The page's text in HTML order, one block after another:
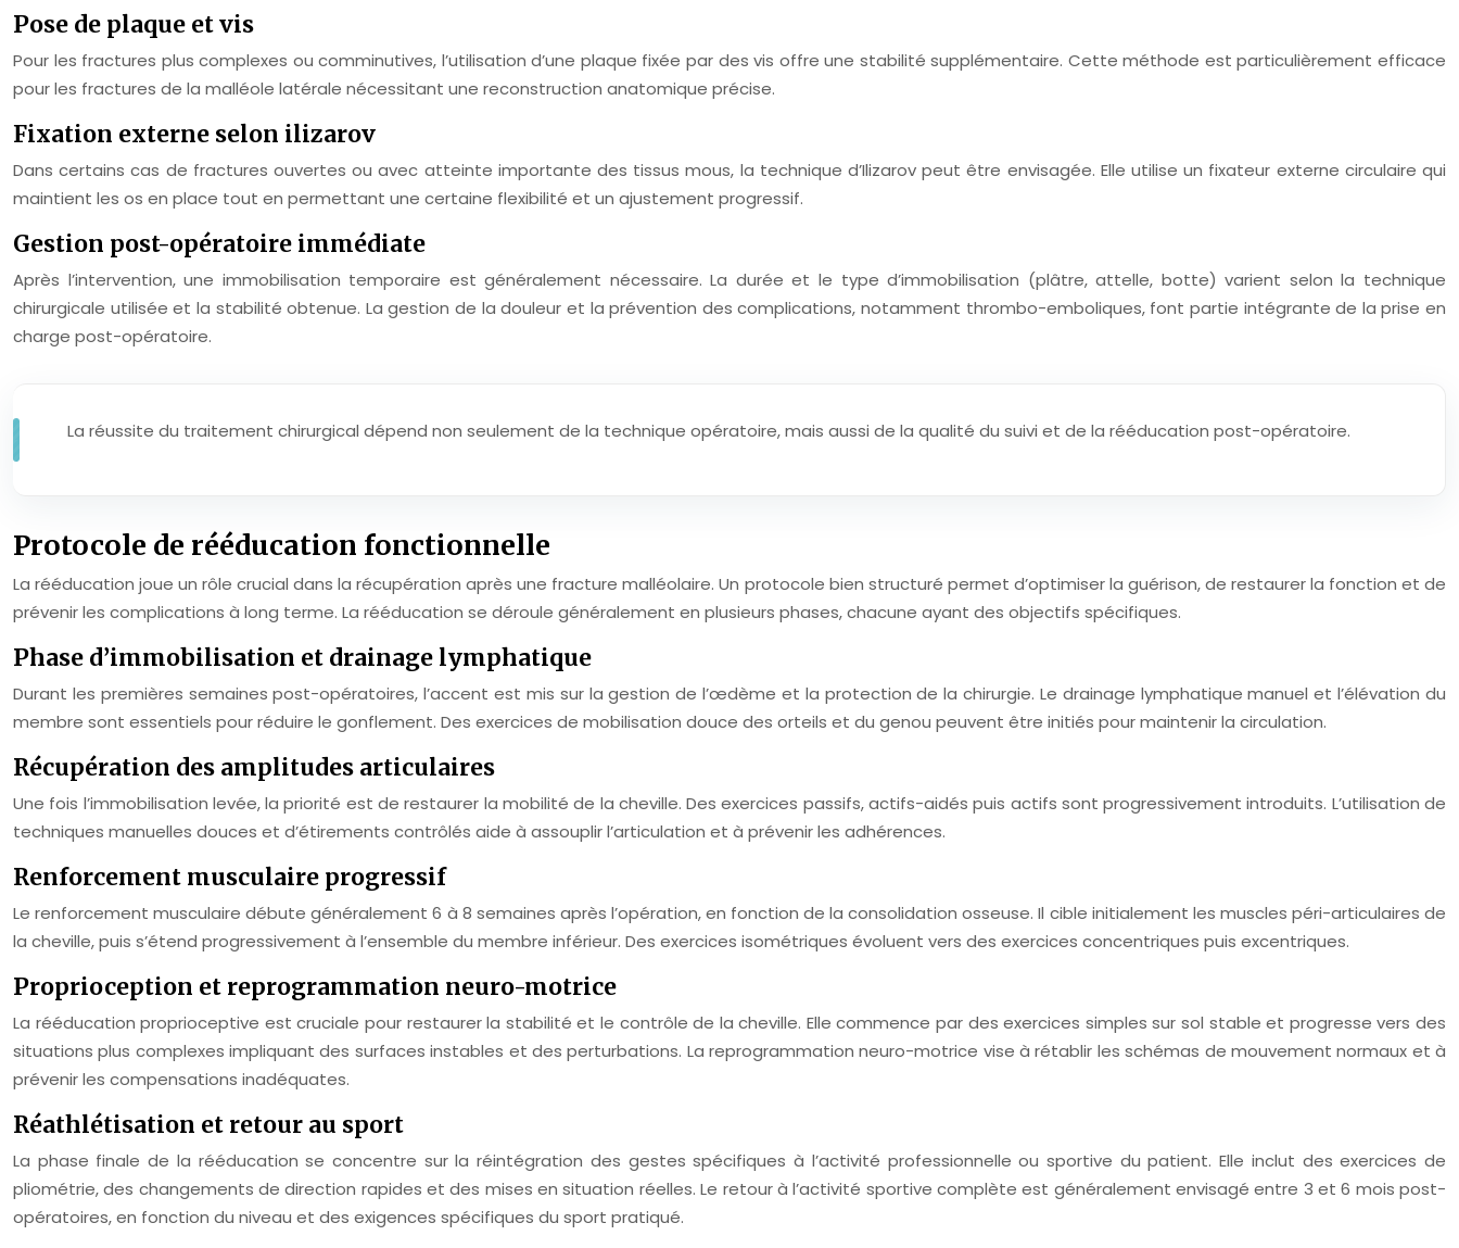
Pose de plaque et vis
Pour les fractures plus complexes ou comminutives, l’utilisation d’une plaque fixée par des vis offre une stabilité supplémentaire. Cette méthode est particulièrement efficace
pour les fractures de la malléole latérale nécessitant une reconstruction anatomique précise.
Fixation externe selon ilizarov
Dans certains cas de fractures ouvertes ou avec atteinte importante des tissus mous, la technique d’Ilizarov peut être envisagée. Elle utilise un fixateur externe circulaire qui
maintient les os en place tout en permettant une certaine flexibilité et un ajustement progressif.
Gestion post-opératoire immédiate
Après l’intervention, une immobilisation temporaire est généralement nécessaire. La durée et le type d’immobilisation (plâtre, attelle, botte) varient selon la technique
chirurgicale utilisée et la stabilité obtenue. La gestion de la douleur et la prévention des complications, notamment thrombo-emboliques, font partie intégrante de la prise en
charge post-opératoire.
La réussite du traitement chirurgical dépend non seulement de la technique opératoire, mais aussi de la qualité du suivi et de la rééducation post-opératoire.
Protocole de rééducation fonctionnelle
La rééducation joue un rôle crucial dans la récupération après une fracture malléolaire. Un protocole bien structuré permet d’optimiser la guérison, de restaurer la fonction et de
prévenir les complications à long terme. La rééducation se déroule généralement en plusieurs phases, chacune ayant des objectifs spécifiques.
Phase d’immobilisation et drainage lymphatique
Durant les premières semaines post-opératoires, l’accent est mis sur la gestion de l’œdème et la protection de la chirurgie. Le drainage lymphatique manuel et l’élévation du
membre sont essentiels pour réduire le gonflement. Des exercices de mobilisation douce des orteils et du genou peuvent être initiés pour maintenir la circulation.
Récupération des amplitudes articulaires
Une fois l’immobilisation levée, la priorité est de restaurer la mobilité de la cheville. Des exercices passifs, actifs-aidés puis actifs sont progressivement introduits. L’utilisation de
techniques manuelles douces et d’étirements contrôlés aide à assouplir l’articulation et à prévenir les adhérences.
Renforcement musculaire progressif
Le renforcement musculaire débute généralement 6 à 8 semaines après l’opération, en fonction de la consolidation osseuse. Il cible initialement les muscles péri-articulaires de
la cheville, puis s’étend progressivement à l’ensemble du membre inférieur. Des exercices isométriques évoluent vers des exercices concentriques puis excentriques.
Proprioception et reprogrammation neuro-motrice
La rééducation proprioceptive est cruciale pour restaurer la stabilité et le contrôle de la cheville. Elle commence par des exercices simples sur sol stable et progresse vers des
situations plus complexes impliquant des surfaces instables et des perturbations. La reprogrammation neuro-motrice vise à rétablir les schémas de mouvement normaux et à
prévenir les compensations inadéquates.
Réathlétisation et retour au sport
La phase finale de la rééducation se concentre sur la réintégration des gestes spécifiques à l’activité professionnelle ou sportive du patient. Elle inclut des exercices de
pliométrie, des changements de direction rapides et des mises en situation réelles. Le retour à l’activité sportive complète est généralement envisagé entre 3 et 6 mois post-
opératoires, en fonction du niveau et des exigences spécifiques du sport pratiqué.